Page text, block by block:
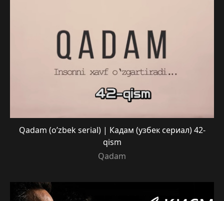
Qadam (o’zbek serial) | Кадам (узбек сериал) 42-
qism
Qadam